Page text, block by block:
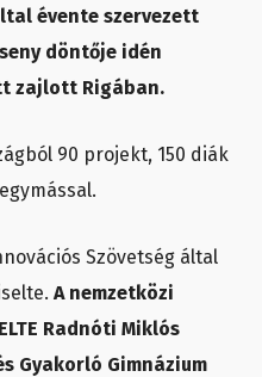
évente szervezett
döntője idén
zajlott Rigában.
90 projekt, 150 diák
Szövetség által
A nemzetközi
Radnóti Miklós
Gyakorló Gimnázium